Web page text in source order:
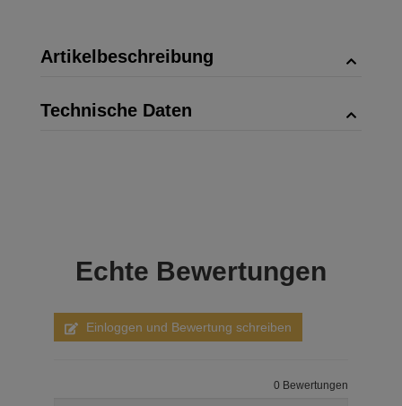
Artikelbeschreibung
Technische Daten
Echte Bewertungen
Einloggen und Bewertung schreiben
0 Bewertungen